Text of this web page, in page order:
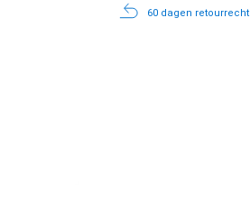
60 dagen retourrecht